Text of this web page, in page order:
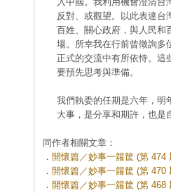
反對、或觀望。以此表達台
百姓、關心政府，與人民和
場。所幸我在行前曾徵詢多
正式的交流中有所依恃。這
要預先思考與準備。
我們執委的任期是六年，明
大事，是分享和期許，也是
同作者相關文章：
． 開懷篇／妙事一籮筐 (第 474
． 開懷篇／妙事一籮筐 (第 470
． 開懷篇／妙事一籮筐 (第 468